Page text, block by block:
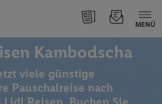
MENÜ
Kambodscha
viele günstige
Pauschalreise nach